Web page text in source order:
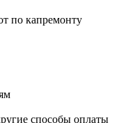
по капремонту
способы оплаты